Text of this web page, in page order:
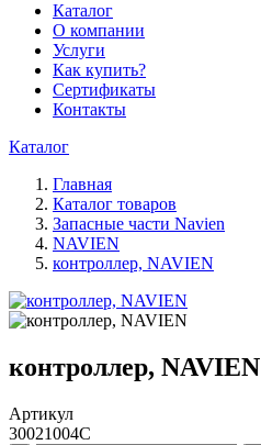
Каталог
О компании
Услуги
Как купить?
Сертификаты
Контакты
Каталог
Главная
Каталог товаров
Запасные части Navien
NAVIEN
контроллер, NAVIEN
контроллер, NAVIEN
Артикул
30021004C